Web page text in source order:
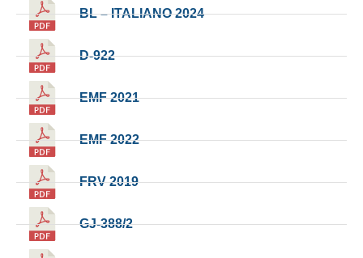
BL – ITALIANO 2024
D-922
EMF 2021
EMF 2022
FRV 2019
GJ-388/2